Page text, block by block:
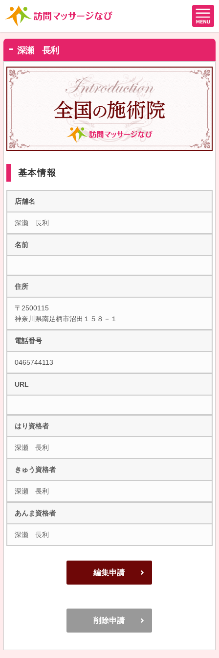
深瀬 長利
基本情報
店舗名
深瀬 長利
名前
住所
〒2500115
神奈川県南足柄市沼田１５８－１
電話番号
0465744113
URL
はり資格者
深瀬 長利
きゅう資格者
深瀬 長利
あんま資格者
深瀬 長利
編集申請
削除申請